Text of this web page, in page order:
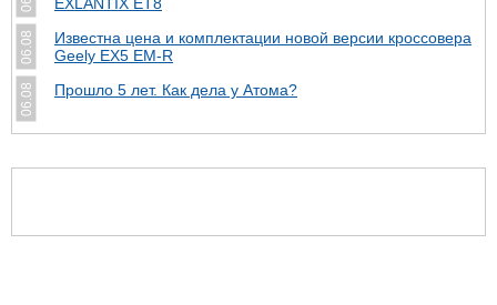
06.08
Известна цена и комплектации новой версии кроссовера
Geely EX5 EM-R
06.08 Прошло 5 лет. Как дела у Атома?